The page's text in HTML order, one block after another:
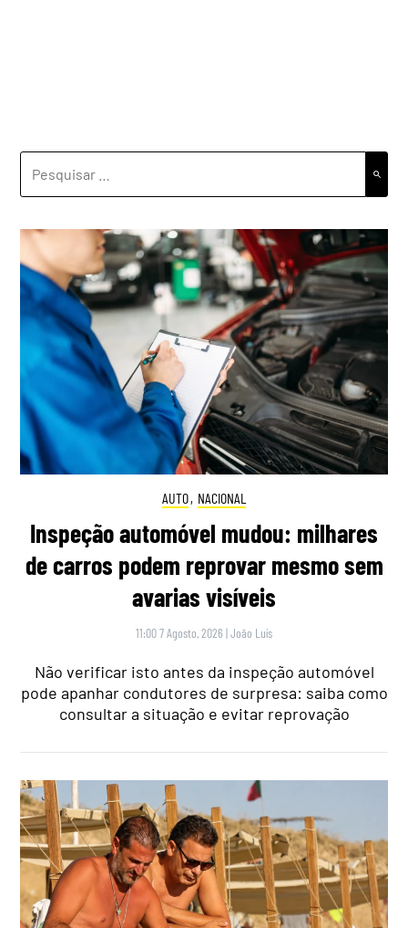
POR:
AUTO, NACIONAL
Inspeção automóvel mudou: milhares
de carros podem reprovar mesmo sem
avarias visíveis
11:00 7 Agosto, 2026 |João Luís
Não verificar isto antes da inspeção automóvel
pode apanhar condutores de surpresa: saiba como
consultar a situação e evitar reprovação